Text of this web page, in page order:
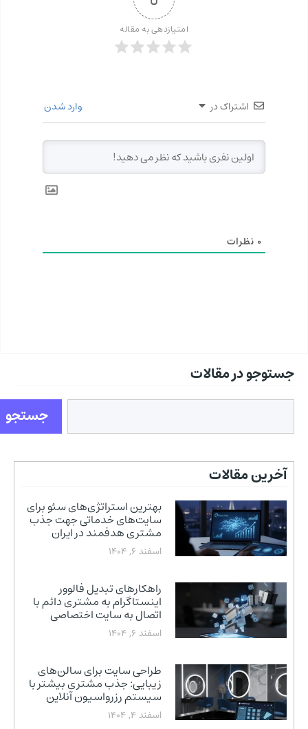
امتیازدهی به مقاله
اشتراک در وارد شدن
نظرات
جستوجو در مقالات
جستجو
آخرین مقالات
بهترین استراتژی‌های سئو برای
سایت‌های خدماتی جهت جذب
مشتری هدفمند در ایران
اسفند 6, 1404
راهکارهای تبدیل فالوور
اینستاگرام به مشتری دائم با
اتصال به سایت اختصاصی
اسفند 6, 1404
طراحی سایت برای سالن‌های
زیبایی: جذب مشتری بیشتر با
سیستم رزرواسیون آنلاین
اسفند 4, 1404